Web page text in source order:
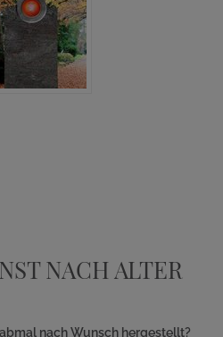
NACH ALTER
nach Wunsch hergestellt?